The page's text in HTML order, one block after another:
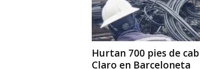
Hurtan 700 pies de
Claro en Barceloneta